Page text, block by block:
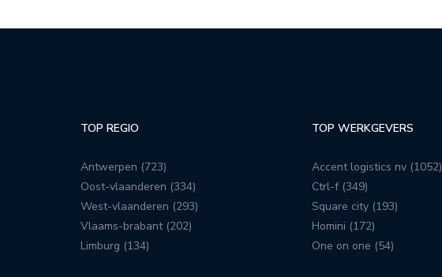
TOP REGIO
Antwerpen (723)
Oost-vlaanderen (334)
West-vlaanderen (293)
Vlaams-brabant (202)
Limburg (134)
TOP WERKGEVERS
Accent logistics nv (1052)
Ctrl-f (349)
Square city (193)
Homini (172)
One on one (54)